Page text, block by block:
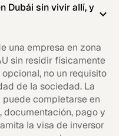
Dubái sin vivir allí, y
una empresa en zona
sin residir físicamente
no un requisito
de la sociedad. La
completarse en
documentación, pago y
la visa de inversor